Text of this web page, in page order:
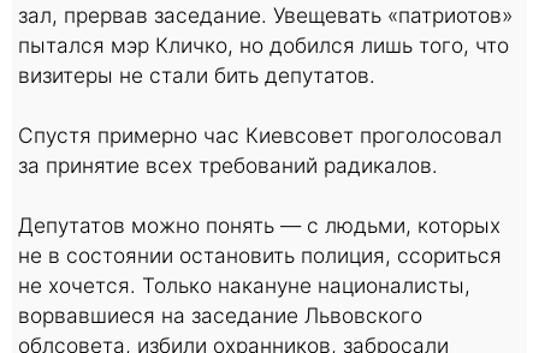
зал, прервав заседание. Увещевать «патриотов»
пытался мэр Кличко, но добился лишь того, что
визитеры не стали бить депутатов.
Спустя примерно час Киевсовет проголосовал
за принятие всех требований радикалов.
Депутатов можно понять — с людьми, которых
не в состоянии остановить полиция, ссориться
не хочется. Только накануне националисты,
ворвавшиеся на заседание Львовского
облсовета, избили охранников, забросали